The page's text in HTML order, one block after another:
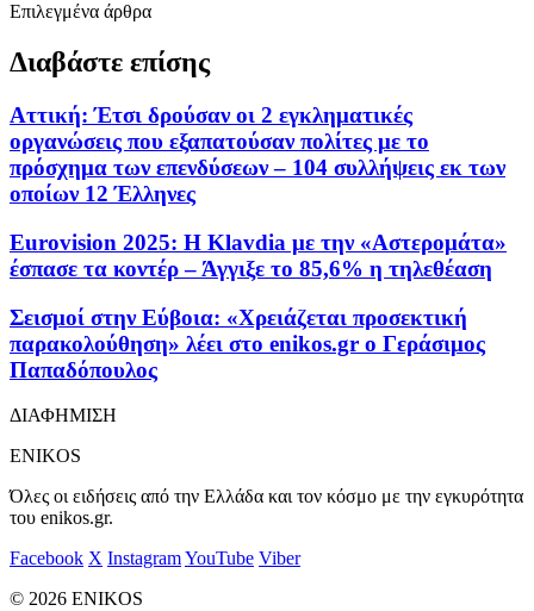
Επιλεγμένα άρθρα
Διαβάστε επίσης
Αττική: Έτσι δρούσαν οι 2 εγκληματικές
οργανώσεις που εξαπατούσαν πολίτες με το
πρόσχημα των επενδύσεων – 104 συλλήψεις εκ των
οποίων 12 Έλληνες
Eurovision 2025: Η Klavdia με την «Αστερομάτα»
έσπασε τα κοντέρ – Άγγιξε το 85,6% η τηλεθέαση
Σεισμοί στην Εύβοια: «Χρειάζεται προσεκτική
παρακολούθηση» λέει στο enikos.gr o Γεράσιμος
Παπαδόπουλος
ΔΙΑΦΗΜΙΣΗ
ENIKOS
Όλες οι ειδήσεις από την Ελλάδα και τον κόσμο με την εγκυρότητα
του enikos.gr.
Facebook X InstagramYouTube Viber
© 2026 ENIKOS